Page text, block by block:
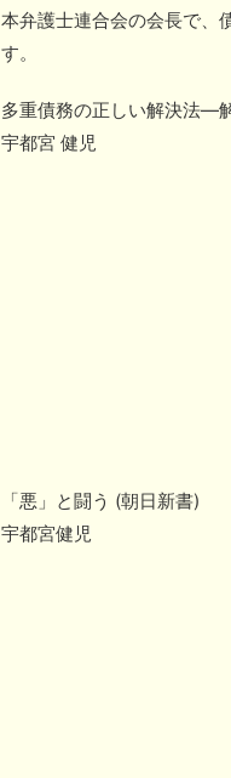
本弁護士連合会の会長で、
す。
多重債務の正しい解決法―
宇都宮 健児
「悪」と闘う (朝日新書)
宇都宮健児